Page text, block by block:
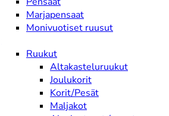
Marjapensaat
Monivuotiset ruusut
Ruukut
Altakasteluruukut
Joulukorit
Korit/Pesät
Maljakot